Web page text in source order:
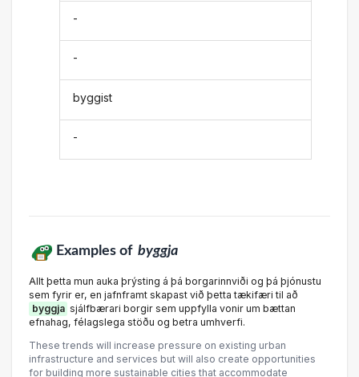
-
-
byggist
-
Examples of byggja
Allt þetta mun auka þrýsting á þá borgarinnviði og þá þjónustu
sem fyrir er, en jafnframt skapast við þetta tækifæri til að
byggja sjálfbærari borgir sem uppfylla vonir um bættan
efnahag, félagslega stöðu og betra umhverfi.
These trends will increase pressure on existing urban
infrastructure and services but will also create opportunities
for building more sustainable cities that accommodate